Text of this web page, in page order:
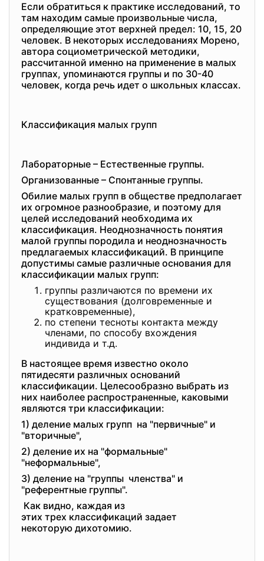
Если обратиться к практике исследований, то
там находим самые произвольные числа,
определяющие этот верхней предел: 10, 15, 20
человек. В некоторых исследованиях Морено,
автора социометрической методики,
рассчитанной именно на применение в малых
группах, упоминаются группы и по 30-40
человек, когда речь идет о школьных классах.
Классификация малых групп
Лабораторные – Естественные группы.
Организованные – Спонтанные группы.
Обилие малых групп в обществе предполагает
их огромное разнообразие, и поэтому для
целей исследований необходима их
классификация. Неоднозначность понятия
малой группы породила и неоднозначность
предлагаемых классификаций. В принципе
допустимы самые различные основания для
классификации малых групп:
группы различаются по времени их
существования (долговременные и
кратковременные),
по степени тесноты контакта между
членами, по способу вхождения
индивида и т.д.
В настоящее время известно около
пятидесяти различных оснований
классификации. Целесообразно выбрать из
них наиболее распространенные, каковыми
являются три классификации:
1) деление малых групп на "первичные" и
"вторичные",
2) деление их на "формальные"
"неформальные",
3) деление на "группы членства" и
"референтные группы".
Как видно, каждая из
этих трех классификаций задает
некоторую дихотомию.